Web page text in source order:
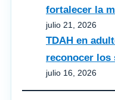
fortalecer la
julio 21, 2026
TDAH en
reconocer los
julio 16, 2026